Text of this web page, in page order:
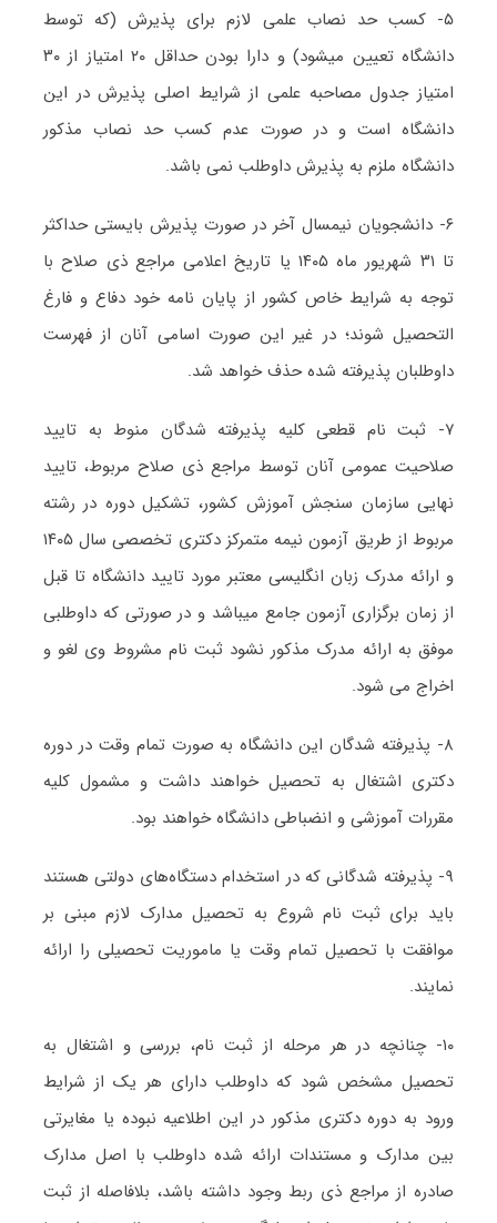
۵- کسب حد نصاب علمی لازم برای پذیرش (که توسط
دانشگاه تعیین میشود) و دارا بودن حداقل ۲۰ امتیاز از ۳۰
امتیاز جدول مصاحبه علمی از شرایط اصلی پذیرش در این
دانشگاه است و در صورت عدم کسب حد نصاب مذکور
دانشگاه ملزم به پذیرش داوطلب نمی باشد.
۶- دانشجویان نیمسال آخر در صورت پذیرش بایستی حداکثر
تا ۳۱ شهریور ماه ۱۴۰۵ یا تاریخ اعلامی مراجع ذی صلاح با
توجه به شرایط خاص کشور از پایان نامه خود دفاع و فارغ
التحصیل شوند؛در غیر این صورت اسامی آنان از فهرست
داوطلبان پذیرفته شده حذف خواهد شد.
۷- ثبت نام قطعی کلیه پذیرفته شدگان منوط به تایید
صلاحیت عمومی آنان توسط مراجع ذی صلاح مربوط، تایید
نهایی سازمان سنجش آموزش کشور، تشکیل دوره در رشته
مربوط از طریق آزمون نیمه متمرکز دکتری تخصصی سال ۱۴۰۵
و ارائه مدرک زبان انگلیسی معتبر مورد تایید دانشگاه تا قبل
از زمان برگزاری آزمون جامع میباشد و در صورتی که داوطلبی
موفق به ارائه مدرک مذکور نشود ثبت نام مشروط وی لغو و
اخراج می شود.
۸- پذیرفته شدگان این دانشگاه به صورت تمام وقت در دوره
دکتری اشتغال به تحصیل خواهند داشت و مشمول کلیه
مقررات آموزشی و انضباطی دانشگاه خواهند بود.
۹- پذیرفته شدگانی که در استخدام دستگاه‌های دولتی هستند
باید برای ثبت نام شروع به تحصیل مدارک لازم مبنی بر
موافقت با تحصیل تمام وقت یا ماموریت تحصیلی را ارائه
نمایند.
۱۰- چنانچه در هر مرحله از ثبت نام، بررسی و اشتغال به
تحصیل مشخص شود که داوطلب دارای هر یک از شرایط
ورود به دوره دکتری مذکور در این اطلاعیه نبوده یا مغایرتی
بین مدارک و مستندات ارائه شده داوطلب با اصل مدارک
صادره از مراجع ذی ربط وجود داشته باشد، بلافاصله از ثبت